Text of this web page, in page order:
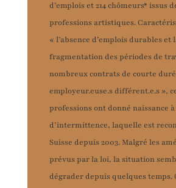
d’emplois et 214 chômeurs* issus
professions artistiques.
« l’absence d’emplois durables et
fragmentation des périodes de
nombreux contrats de courte
employeur.euse.s différent.e.s »,
professions ont donné naissance
d’intermittence, laquelle est
Suisse depuis 2003. Malgré les
prévus par la loi, la situation
dégrader depuis quelques temps.